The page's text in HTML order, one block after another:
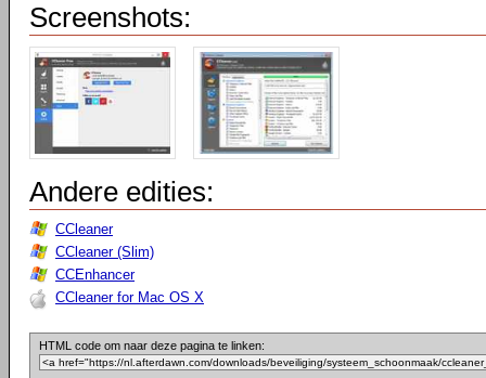
Screenshots:
Andere edities:
CCleaner
CCleaner (Slim)
CCEnhancer
CCleaner for Mac OS X
HTML code om naar deze pagina te linken: